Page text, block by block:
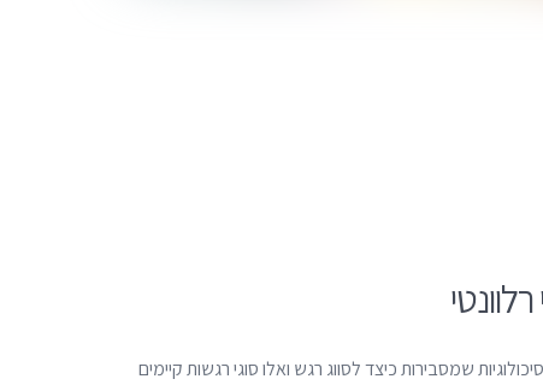
שמסבירות כיצד לסווג רגש ואלו סוגי רגשות קיימים